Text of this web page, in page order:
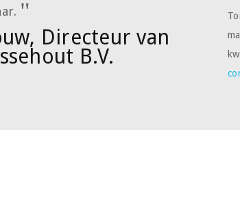
Directeur van
B.V.